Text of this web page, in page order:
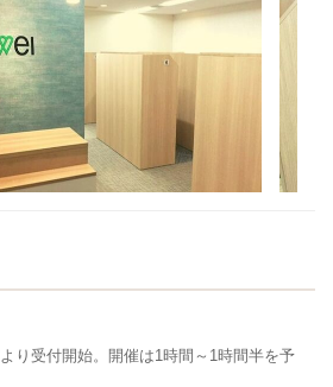
より受付開始。開催は1時間～1時間半を予